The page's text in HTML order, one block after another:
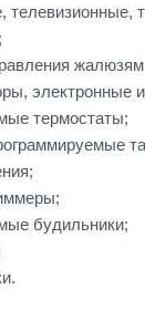
телевизионные,
электронные и
термостаты;
будильники;